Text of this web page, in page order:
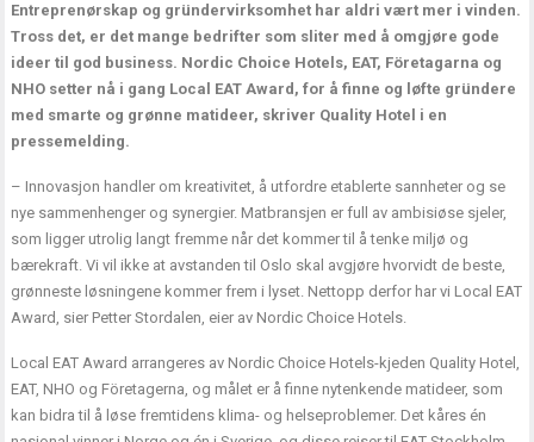
Entreprenørskap og gründervirksomhet har aldri vært mer i vinden.
Tross det, er det mange bedrifter som sliter med å omgjøre gode
ideer til god business. Nordic Choice Hotels, EAT, Företagarna og
NHO setter nå i gang Local EAT Award, for å finne og løfte gründere
med smarte og grønne matideer, skriver Quality Hotel i en
pressemelding.
– Innovasjon handler om kreativitet, å utfordre etablerte sannheter og se
nye sammenhenger og synergier. Matbransjen er full av ambisiøse sjeler,
som ligger utrolig langt fremme når det kommer til å tenke miljø og
bærekraft. Vi vil ikke at avstanden til Oslo skal avgjøre hvorvidt de beste,
grønneste løsningene kommer frem i lyset. Nettopp derfor har vi Local EAT
Award, sier Petter Stordalen, eier av Nordic Choice Hotels.
Local EAT Award arrangeres av Nordic Choice Hotels-kjeden Quality Hotel,
EAT, NHO og Företagerna, og målet er å finne nytenkende matideer, som
kan bidra til å løse fremtidens klima- og helseproblemer. Det kåres én